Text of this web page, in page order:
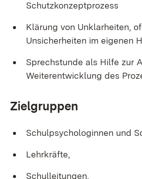
Schutzkonzeptprozess
Klärung von Unklarheiten,
Unsicherheiten im eigenen
Sprechstunde als Hilfe zur
Weiterentwicklung des
Zielgruppen
Schulpsychologinnen und
Lehrkräfte,
Schulleitungen,